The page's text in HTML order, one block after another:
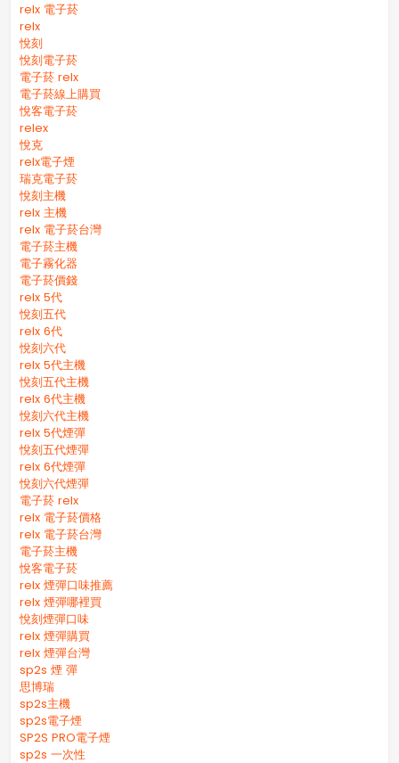
relx 電子菸
relx
悅刻
悅刻電子菸
電子菸 relx
電子菸線上購買
悅客電子菸
relex
悅克
relx電子煙
瑞克電子菸
悅刻主機
relx 主機
relx 電子菸台灣
電子菸主機
電子霧化器
電子菸價錢
relx 5代
悅刻五代
relx 6代
悅刻六代
relx 5代主機
悅刻五代主機
relx 6代主機
悅刻六代主機
relx 5代煙彈
悅刻五代煙彈
relx 6代煙彈
悅刻六代煙彈
電子菸 relx
relx 電子菸價格
relx 電子菸台灣
電子菸主機
悅客電子菸
relx 煙彈口味推薦
relx 煙彈哪裡買
悅刻煙彈口味
relx 煙彈購買
relx 煙彈台灣
sp2s 煙 彈​
思博瑞
sp2s主機
sp2s電子煙
SP2S PRO電子煙
sp2s 一次性